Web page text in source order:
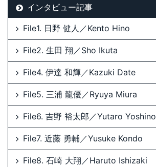
インタビュー記事
File1. 日野 健人／Kento Hino
File2. 生田 翔／Sho Ikuta
File4. 伊達 和輝／Kazuki Date
File5. 三浦 龍優／Ryuya Miura
File6. 吉野 裕太郎／Yutaro Yoshino
File7. 近藤 勇輔／Yusuke Kondo
File8. 石崎 大翔／Haruto Ishizaki